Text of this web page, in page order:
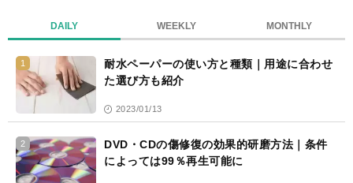
DAILY WEEKLY MONTHLY
1
耐水ペーパーの使い方と種類｜用途に合わせ
た選び方も紹介
2023/01/13
2
DVD・CDの傷修復の効果的研磨方法｜条件
によっては99％再生可能に